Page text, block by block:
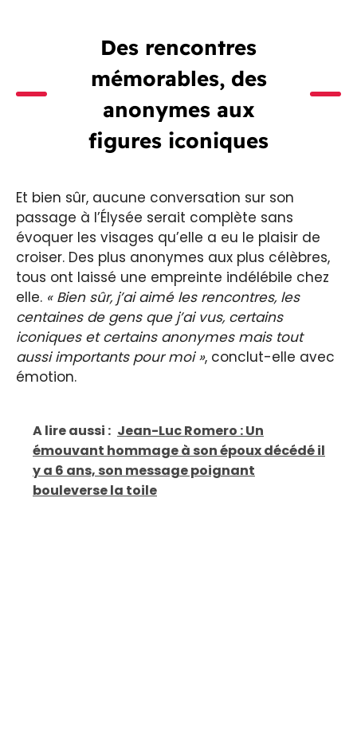
Des rencontres
mémorables, des
anonymes aux
figures iconiques
Et bien sûr, aucune conversation sur son
passage à l’Élysée serait complète sans
évoquer les visages qu’elle a eu le plaisir de
croiser. Des plus anonymes aux plus célèbres,
tous ont laissé une empreinte indélébile chez
elle. « Bien sûr, j’ai aimé les rencontres, les
centaines de gens que j’ai vus, certains
iconiques et certains anonymes mais tout
aussi importants pour moi », conclut-elle avec
émotion.
A lire aussi : Jean-Luc Romero : Un
émouvant hommage à son époux décédé il
y a 6 ans, son message poignant
bouleverse la toile